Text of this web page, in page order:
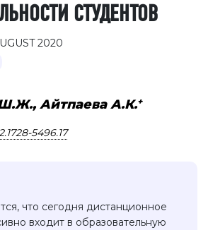
СТУДЕНТОВ
2020
Айтпаева А.К.+
5496.17
что сегодня дистанционное
входит в образовательную